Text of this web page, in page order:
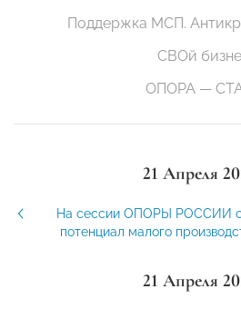
Поддержка МСП.
СВОй
ОПОРА —
21 Апреля
На сессии ОПОРЫ РОССИИ
потенциал малого
21 Апреля